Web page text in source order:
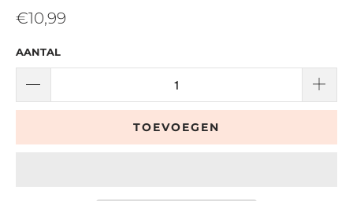
€10,99
AANTAL
TOEVOEGEN